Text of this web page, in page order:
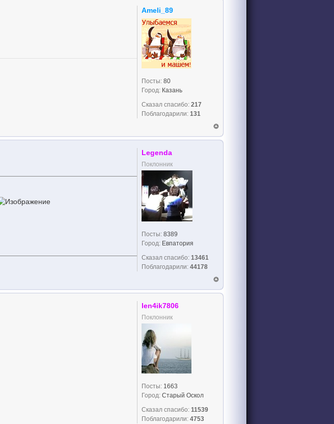
Ameli_89
Посты: 80
Город: Казань
Сказал спасибо: 217
Поблагодарили: 131
Legenda
Поклонник
Посты: 8389
Город: Евпатория
Сказал спасибо: 13461
Поблагодарили: 44178
len4ik7806
Поклонник
Посты: 1663
Город: Старый Оскол
Сказал спасибо: 11539
Поблагодарили: 4753